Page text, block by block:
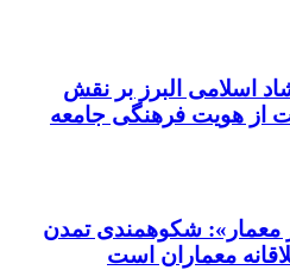
اسلامی البرز بر نقش
از هویت فرهنگی جامعه
معمار»: شکوهمندی تمدن
معماران است